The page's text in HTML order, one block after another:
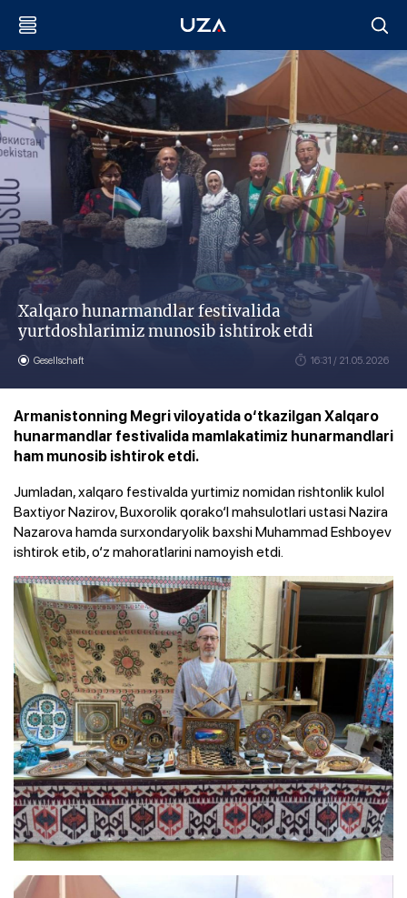
Xalqaro hunarmandlar festivalida
yurtdoshlarimiz munosib ishtirok etdi
Gesellschaft 16:31 / 21.05.2026
Armanistonning Megri viloyatida o‘tkazilgan Xalqaro
hunarmandlar festivalida mamlakatimiz hunarmandlari
ham munosib ishtirok etdi.
Jumladan, xalqaro festivalda yurtimiz nomidan rishtonlik kulol
Baxtiyor Nazirov, Buxorolik qorako‘l mahsulotlari ustasi Nazira
Nazarova hamda surxondaryolik baxshi Muhammad Eshboyev
ishtirok etib, o‘z mahoratlarini namoyish etdi.